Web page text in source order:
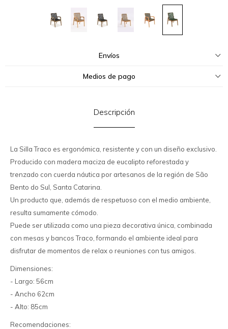
Envíos
Medios de pago
Descripción
La Silla Traco es ergonómica, resistente y con un diseño exclusivo.
Producido con madera maciza de eucalipto reforestada y
trenzado con cuerda náutica por artesanos de la región de São
Bento do Sul, Santa Catarina.
Un producto que, además de respetuoso con el medio ambiente,
resulta sumamente cómodo.
Puede ser utilizada como una pieza decorativa única, combinada
con mesas y bancos Traco, formando el ambiente ideal para
disfrutar de momentos de relax o reuniones con tus amigos.
Dimensiones:
- Largo: 56cm
- Ancho 62cm
- Alto: 85cm
Recomendaciones: